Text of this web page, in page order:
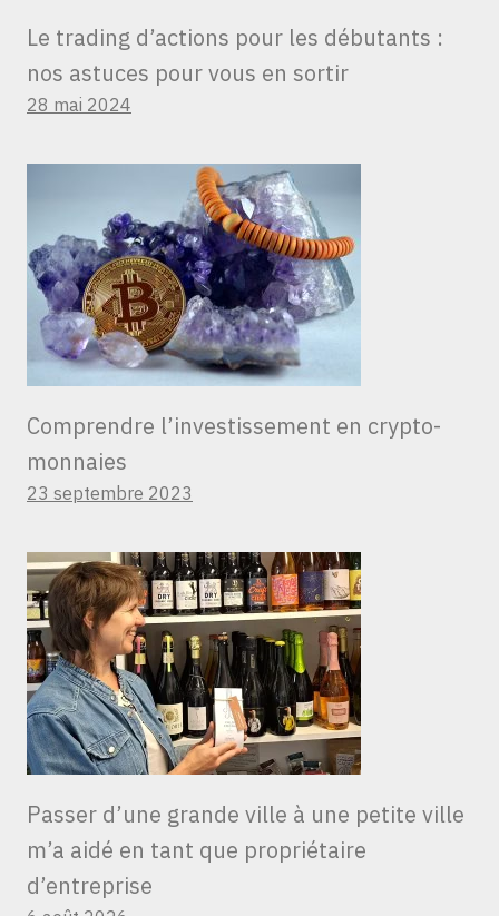
Le trading d’actions pour les débutants :
nos astuces pour vous en sortir
28 mai 2024
Comprendre l’investissement en crypto-
monnaies
23 septembre 2023
Passer d’une grande ville à une petite ville
m’a aidé en tant que propriétaire
d’entreprise